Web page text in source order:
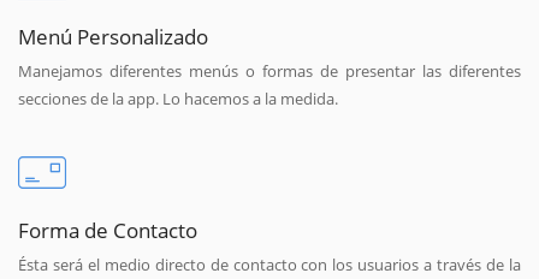
Menú Personalizado
Manejamos diferentes menús o formas de presentar las diferentes
secciones de la app. Lo hacemos a la medida.
Forma de Contacto
Ésta será el medio directo de contacto con los usuarios a través de la